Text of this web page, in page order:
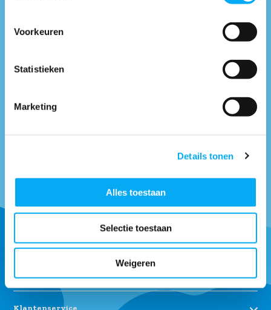
Voorkeuren
Statistieken
Marketing
Details tonen
Alles toestaan
Selectie toestaan
Weigeren
* Mail naarinfo@boottotaal.nl
Neem contact met
Ontvang onze tips om goed uitgerust het water op te gaan.
Abonneer
* Lees hier de wettelijke beperkingen
Klantenservice